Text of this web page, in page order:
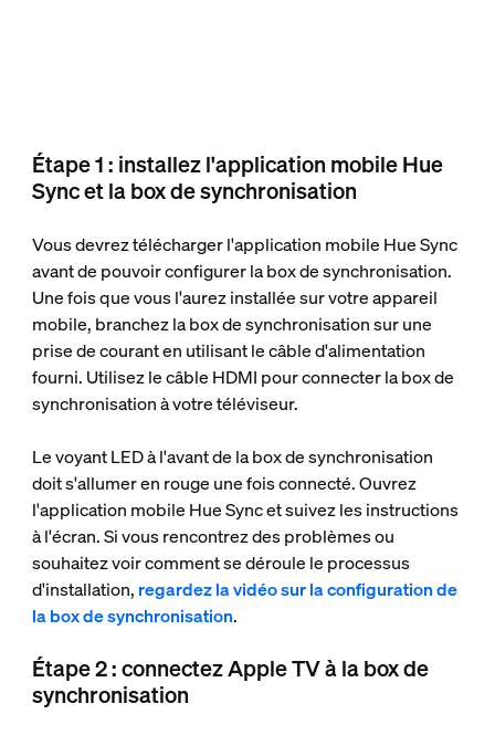
Étape 1 : installez l'application mobile Hue
Sync et la box de synchronisation
Vous devrez télécharger l'application mobile Hue Sync
avant de pouvoir configurer la box de synchronisation.
Une fois que vous l'aurez installée sur votre appareil
mobile, branchez la box de synchronisation sur une
prise de courant en utilisant le câble d'alimentation
fourni. Utilisez le câble HDMI pour connecter la box de
synchronisation à votre téléviseur.
Le voyant LED à l'avant de la box de synchronisation
doit s'allumer en rouge une fois connecté. Ouvrez
l'application mobile Hue Sync et suivez les instructions
à l'écran. Si vous rencontrez des problèmes ou
souhaitez voir comment se déroule le processus
d'installation, regardez la vidéo sur la configuration de
la box de synchronisation.
Étape 2 : connectez Apple TV à la box de
synchronisation